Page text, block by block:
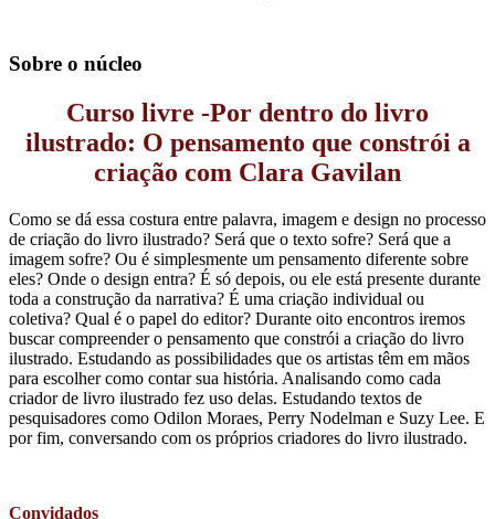
Sobre o núcleo
Curso livre -Por dentro do livro
ilustrado: O pensamento que constrói a
criação com Clara Gavilan
Como se dá essa costura entre palavra, imagem e design no processo
de criação do livro ilustrado? Será que o texto sofre? Será que a
imagem sofre? Ou é simplesmente um pensamento diferente sobre
eles? Onde o design entra? É só depois, ou ele está presente durante
toda a construção da narrativa? É uma criação individual ou
coletiva? Qual é o papel do editor? Durante oito encontros iremos
buscar compreender o pensamento que constrói a criação do livro
ilustrado. Estudando as possibilidades que os artistas têm em mãos
para escolher como contar sua história. Analisando como cada
criador de livro ilustrado fez uso delas. Estudando textos de
pesquisadores como Odilon Moraes, Perry Nodelman e Suzy Lee. E
por fim, conversando com os próprios criadores do livro ilustrado.
Convidados